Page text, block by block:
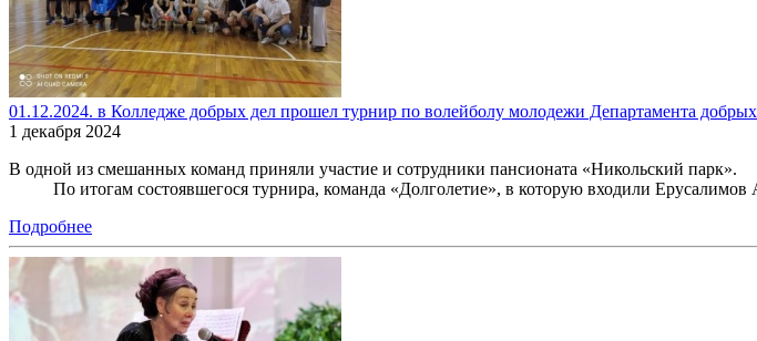
01.12.2024. в Колледже добрых дел прошел турнир по волейболу молодежи Департамента
1 декабря 2024
В одной из смешанных команд приняли участие и сотрудники пансионата «Никольский парк».
По итогам состоявшегося турнира, команда «Долголетие», в которую входили Ерусалимов
Подробнее